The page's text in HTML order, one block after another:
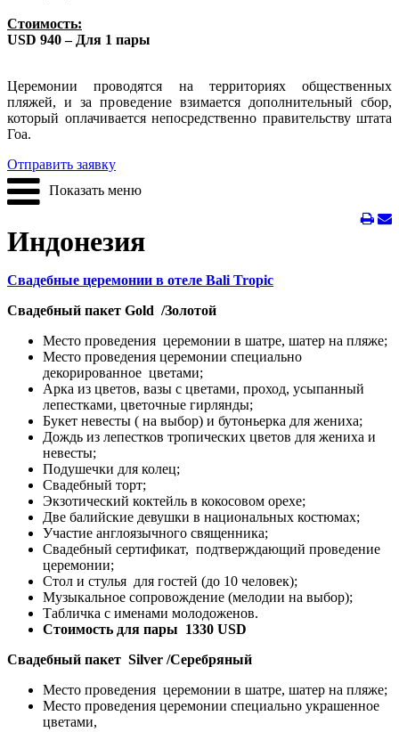
Стоимость:
USD 940 – Для 1 пары
Церемонии проводятся на территориях общественных
пляжей, и за проведение взимается дополнительный сбор,
который оплачивается непосредственно правительству штата
Гоа.
Отправить заявку
Показать меню
Индонезия
Свадебные церемонии в отеле Bali Tropic
Свадебный пакет Gold /Золотой
Место проведения церемонии в шатре, шатер на пляже;
Место проведения церемонии специально
декорированное цветами;
Арка из цветов, вазы с цветами, проход, усыпанный
лепестками, цветочные гирлянды;
Букет невесты ( на выбор) и бутоньерка для жениха;
Дождь из лепестков тропических цветов для жениха и
невесты;
Подушечки для колец;
Свадебный торт;
Экзотический коктейль в кокосовом орехе;
Две балийские девушки в национальных костюмах;
Участие англоязычного священника;
Свадебный сертификат, подтверждающий проведение
церемонии;
Стол и стулья для гостей (до 10 человек);
Музыкальное сопровождение (мелодии на выбор);
Табличка с именами молодоженов.
Стоимость для пары 1330 USD
Свадебный пакет Silver /Серебряный
Место проведения церемонии в шатре, шатер на пляже;
Место проведения церемонии специально украшенное
цветами,